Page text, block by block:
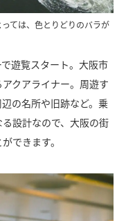
ては、色とりどりのバラが
遊覧スタート。大阪市
クアライナー。周遊す
の名所や旧跡など。乗
設計なので、大阪の街
できます。